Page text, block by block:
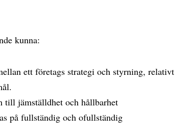
kunna:
ett företags strategi och styrning, relativt
till jämställdhet och hållbarhet
på fullständig och ofullständig